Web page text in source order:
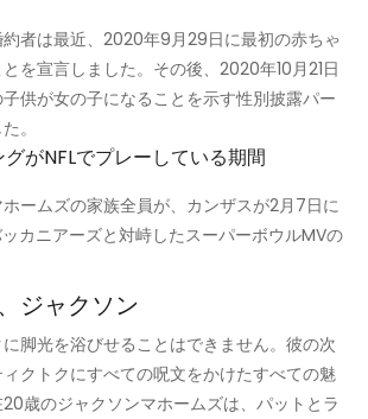
者は最近、2020年9月29日に最初の赤ちゃ
を宣言しました。その後、2020年10月21日
供が女の子になることを示す性別披露パー
。
がNFLでプレーしている期間
ームズの家族全員が、カンザスが2月7日に
カニアーズと対峙したスーパーボウルMVの
ジャクソン
脚光を浴びせることはできません。彼の次
クトクにすべての呪文をかけたすべての魅
歳のジャクソンマホームズは、パットとラ